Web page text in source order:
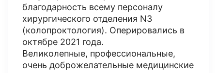
благодарность всему персоналу
хирургического отделения N3
(колопроктология). Оперировались в
октябре 2021 года.
Великолепные, профессиональные,
очень доброжелательные медицинские